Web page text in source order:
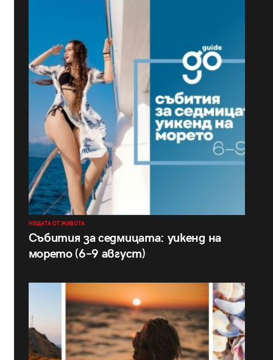
НЕЩАТА ОТ ЖИВОТА
Събития за седмицата: уикенд на
морето (6–9 август)